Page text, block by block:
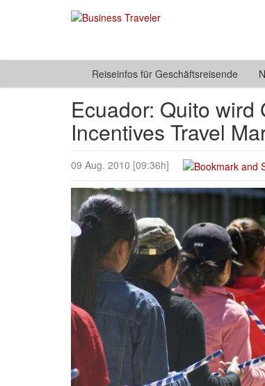
Reiseinfos für Geschäftsreisende
Ecuador: Quito
Incentives Travel
09 Aug. 2010 [09:36h]